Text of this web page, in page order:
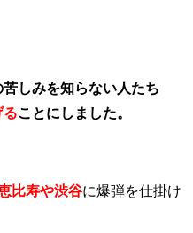
しみを知らない人たち
ることにしました。
比寿や渋谷に爆弾を仕掛け